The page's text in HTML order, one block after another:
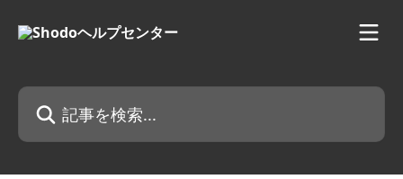
記事を検索...